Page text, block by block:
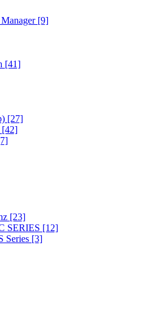
[9]
[41]
[27]
[42]
[23]
SERIES [12]
Series [3]